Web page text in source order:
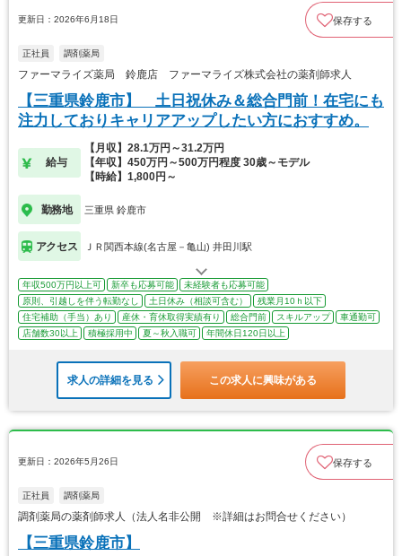
更新日：2026年6月18日 保存する
正社員 調剤薬局
ファーマライズ薬局 鈴鹿店 ファーマライズ株式会社の薬剤師求人
【三重県鈴鹿市】 土日祝休み＆総合門前！在宅にも
注力しておりキャリアアップしたい方におすすめ。
給与
【月収】28.1万円～31.2万円
【年収】450万円～500万円程度 30歳～モデル
【時給】1,800円～
勤務地 三重県 鈴鹿市
アクセス ＪＲ関西本線(名古屋－亀山) 井田川駅
年収500万円以上可 新卒も応募可能
未経験者も応募可能
原則、引越しを伴う転勤なし
土日休み（相談可含む）
残業月10ｈ以下
住宅補助（手当）あり
産休・育休取得実績有り 総合門前 スキルアップ
車通勤可
店舗数30以上
積極採用中 夏～秋入職可 年間休日120日以上
求人の詳細を見る この求人に興味がある
更新日：2026年5月26日 保存する
正社員 調剤薬局
調剤薬局の薬剤師求人（法人名非公開 ※詳細はお問合せください）
【三重県鈴鹿市】